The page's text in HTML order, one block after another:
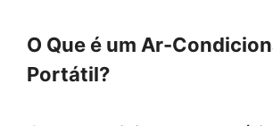
O Que é um Ar-
Portátil?